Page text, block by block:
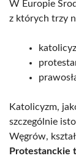
W Europie
z których trzy
Katolicyzm,
szczególnie
Węgrów,
Protestanckie